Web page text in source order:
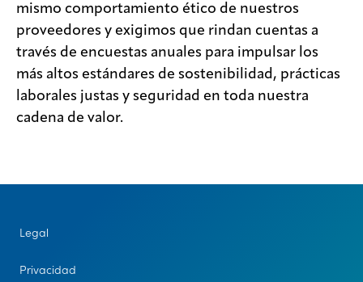
mismo comportamiento ético de nuestros
proveedores y exigimos que rindan cuentas a
través de encuestas anuales para impulsar los
más altos estándares de sostenibilidad, prácticas
laborales justas y seguridad en toda nuestra
cadena de valor.
Legal
Privacidad